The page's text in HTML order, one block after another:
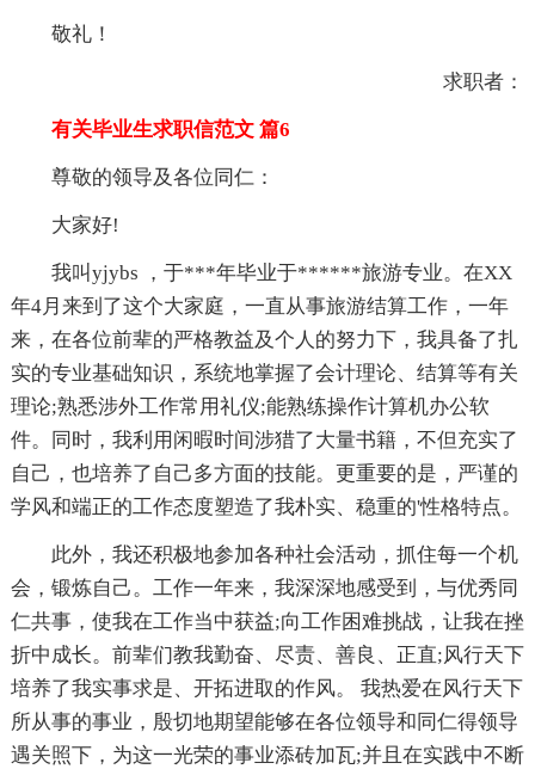
敬礼！
求职者：
有关毕业生求职信范文 篇6
尊敬的领导及各位同仁：
大家好!
我叫yjybs ，于***年毕业于******旅游专业。在XX
年4月来到了这个大家庭，一直从事旅游结算工作，一年
来，在各位前辈的严格教益及个人的努力下，我具备了扎
实的专业基础知识，系统地掌握了会计理论、结算等有关
理论;熟悉涉外工作常用礼仪;能熟练操作计算机办公软
件。同时，我利用闲暇时间涉猎了大量书籍，不但充实了
自己，也培养了自己多方面的技能。更重要的是，严谨的
学风和端正的工作态度塑造了我朴实、稳重的'性格特点。
此外，我还积极地参加各种社会活动，抓住每一个机
会，锻炼自己。工作一年来，我深深地感受到，与优秀同
仁共事，使我在工作当中获益;向工作困难挑战，让我在挫
折中成长。前辈们教我勤奋、尽责、善良、正直;风行天下
培养了我实事求是、开拓进取的作风。 我热爱在风行天下
所从事的事业，殷切地期望能够在各位领导和同仁得领导
遇关照下，为这一光荣的事业添砖加瓦;并且在实践中不断